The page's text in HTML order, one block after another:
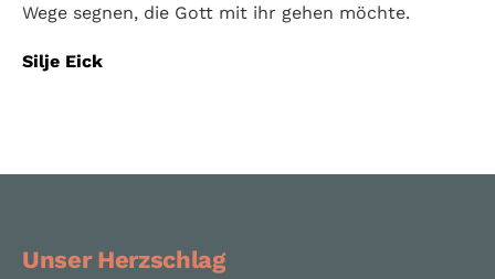
Wege segnen, die Gott mit ihr gehen möchte.
Silje Eick
Unser Herzschlag